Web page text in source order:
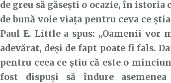
de greu să găsești o ocazie, în
de bună voie viața pentru ceva ce
Paul E. Little a spus: „Oamenii vor
adevărat, deși de fapt poate fi fals.
pentru ceea ce știu că este o
fost dispuși să îndure